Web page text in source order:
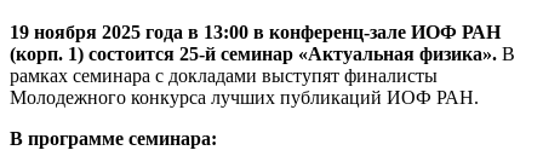
19 ноября 2025 года в 13:00 в конференц-зале ИОФ РАН
(корп. 1) состоится 25-й семинар «Актуальная физика». В
рамках семинара с докладами выступят финалисты
Молодежного конкурса лучших публикаций ИОФ РАН.
В программе семинара: